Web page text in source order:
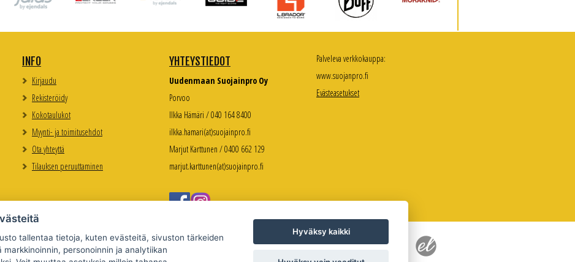
INFO
Kirjaudu
Rekisteröidy
Kokotaulukot
Myynti- ja toimitusehdot
Ota yhteyttä
Tilauksen peruuttaminen
YHTEYSTIEDOT
Uudenmaan Suojainpro Oy
Porvoo
Ilkka Hämäri / 040 164 8400
ilkka.hamari(at)suojainpro.fi
Marjut Karttunen / 0400 662 129
marjut.karttunen(at)suojainpro.fi
Palveleva verkkokauppa:
www.suojanpro.fi
Evästeasetukset
tallentaa tietoja, kuten evästeitä, sivuston tärkeiden
markkinoinnin, personoinnin ja analytiikan
Hyväksy kaikki